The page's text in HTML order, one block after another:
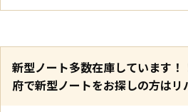
新型ノート多数在庫しています！
府で新型ノートをお探しの方はリ